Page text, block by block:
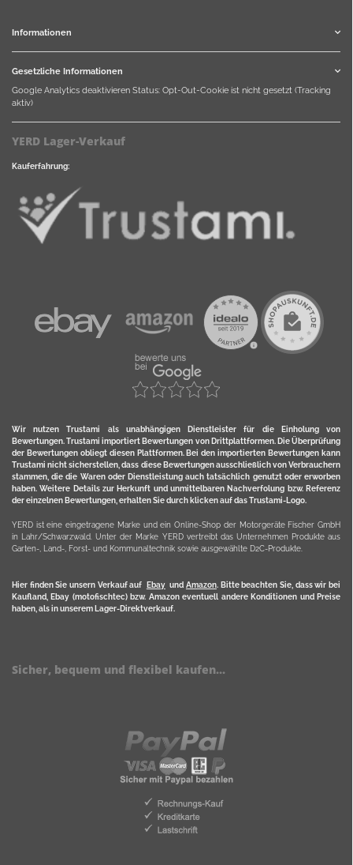
Informationen
Gesetzliche Informationen
Google Analytics deaktivieren Status: Opt-Out-Cookie ist nicht gesetzt (Tracking
aktiv)
YERD Lager-Verkauf
Kauferfahrung:
Wir nutzen Trustami als unabhängigen Dienstleister für die Einholung von
Bewertungen. Trustami importiert Bewertungen von Drittplattformen. Die Überprüfung
der Bewertungen obliegt diesen Plattformen. Bei den importierten Bewertungen kann
Trustami nicht sicherstellen, dass diese Bewertungen ausschließlich von Verbrauchern
stammen, die die Waren oder Dienstleistung auch tatsächlich genutzt oder erworben
haben. Weitere Details zur Herkunft und unmittelbaren Nachverfolung bzw. Referenz
der einzelnen Bewertungen, erhalten Sie durch klicken auf das Trustami-Logo.
YERD ist eine eingetragene Marke und ein Online-Shop der Motorgeräte Fischer GmbH
in Lahr/Schwarzwald. Unter der Marke YERD vertreibt das Unternehmen Produkte aus
Garten-, Land-, Forst- und Kommunaltechnik sowie ausgewählte D2C-Produkte.
Hier finden Sie unsern Verkauf auf Ebayund Amazon. Bitte beachten Sie, dass wir bei
Kaufland, Ebay (motofischtec) bzw. Amazon eventuell andere Konditionen und Preise
haben, als in unserem Lager-Direktverkauf.
Sicher, bequem und flexibel kaufen...